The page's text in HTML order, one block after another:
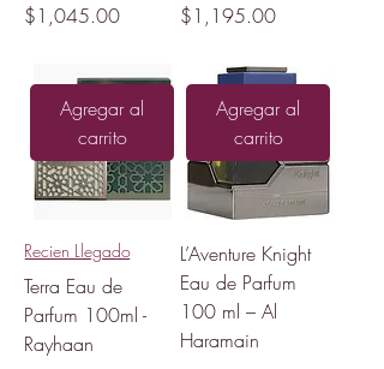
Precio
$1,045.00
Precio
$1,195.00
Agregar al
carrito
Recien Llegado
Terra Eau de
Parfum 100ml -
Rayhaan
Agregar al
carrito
L’Aventure Knight
Eau de Parfum
100 ml – Al
Haramain